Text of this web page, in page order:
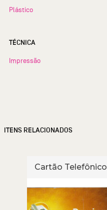
Plástico
TÉCNICA
Impressão
ITENS RELACIONADOS
Cartão Telefônico